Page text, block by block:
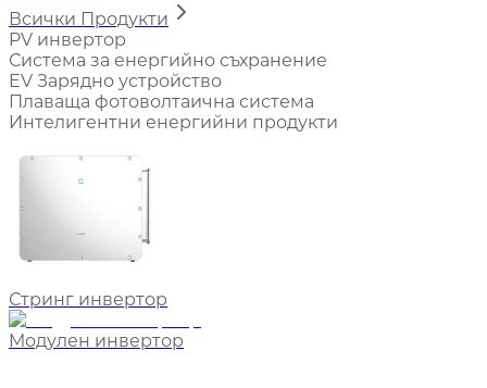
Всички Продукти
PV инвертор
Система за енергийно съхранение
EV Зарядно устройство
Плаваща фотоволтаична система
Интелигентни енергийни продукти
Стринг инвертор
Модулен инвертор